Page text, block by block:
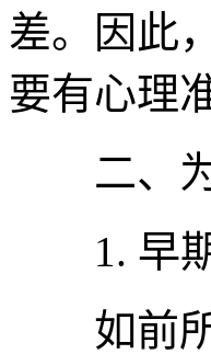
差。因此
要有心理
二、为
1. 早期
如前所